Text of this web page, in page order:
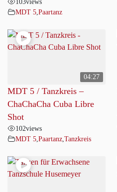
MDT 5 Paartanz
04:27
MDT 5 / Tanzkreis –
ChaChaCha Cuba Libre
Shot
102views
MDT 5 Paartanz Tanzkreis